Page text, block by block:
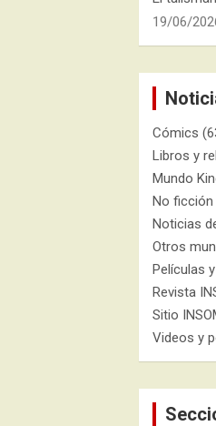
19/06/
Cómics
Libros y
Mundo
No ficción
Noticias
Otros
Películas
Revista
Sitio
Videos y